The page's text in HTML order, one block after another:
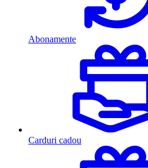
Abonamente
Carduri cadou